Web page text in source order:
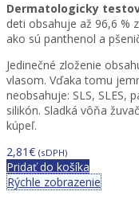
Dermatologicky
deti obsahuje až 96,6 %
ako sú panthenol a
Jedinečné zloženie
vlasom. Vďaka tomu
neobsahuje: SLS, SLES,
silikón. Sladká vôňa
kúpeľ.
2,81€ (sDPH)
Pridať do košíka
Rýchle zobrazenie